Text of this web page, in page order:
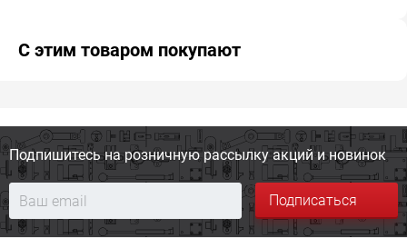
С этим товаром покупают
Подпишитесь на розничную рассылку акций и новинок
Подписаться